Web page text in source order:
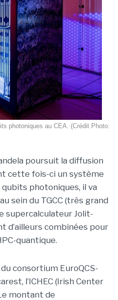
photoniques au CEA. (Crédit Photo:
poursuit la diffusion
cette fois-ci un système
qubits photoniques, il va
sein du TGCC (très grand
supercalculateur Jolit-
d’ailleurs combinées pour
quantique.
consortium EuroQCS-
l’ICHEC (Irish Center
montant de